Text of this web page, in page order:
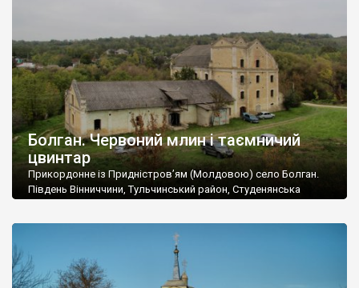
Болган. Червоний млин і таємничий
цвинтар
Прикордонне із Придністров’ям (Молдовою) село Болган.
Південь Вінниччини, Тульчинський район, Студенянська
старовинний цвинтар із кам’яними хрестами. Всі епітафії, які
збереглися, написані кирилицею, церковнослов’янською
мовою. За всіма традиційними ознаками – цвинтар
український. Хрести датуються 19 століттям. У 1924-1940